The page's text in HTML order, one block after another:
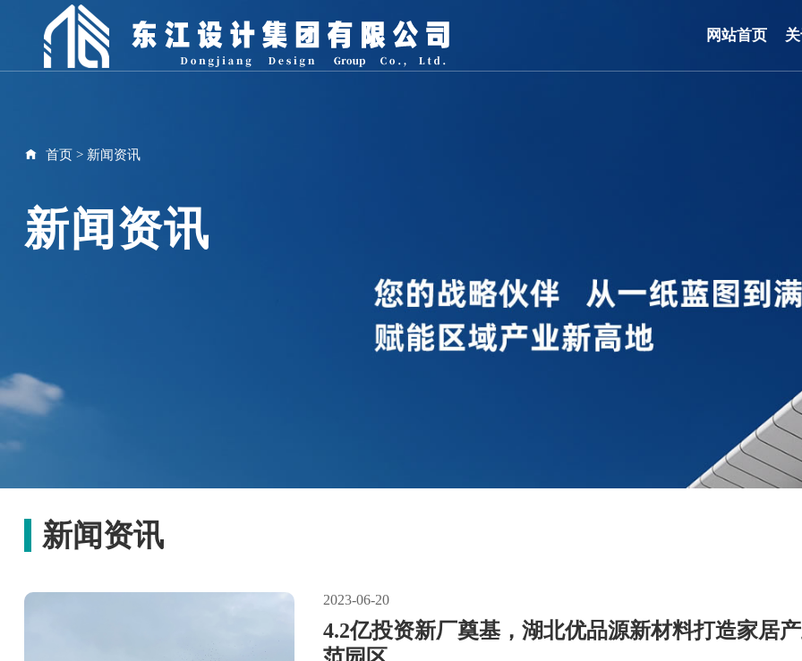
网站首页
首页> 新闻资讯
新闻资讯
新闻资讯
2023-06-20
4.2亿投资新厂奠基，湖北优品源新材料打造家居